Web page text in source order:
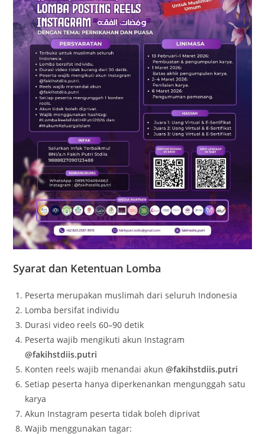
Syarat dan Ketentuan Lomba
Peserta merupakan muslimah dari seluruh Indonesia
Lomba bersifat individu
Durasi video reels 60–90 detik
Peserta wajib mengikuti akun Instagram
@fakihstdiis.putri
Konten reels wajib menandai akun@fakihstdiis.putri
Setiap peserta hanya diperkenankan mengunggah satu
karya
Akun Instagram peserta tidak boleh diprivat
Wajib menggunakan tagar: